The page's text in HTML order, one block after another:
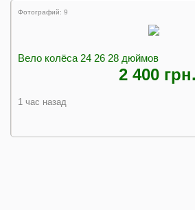
Фотографий: 9
Вело колёса 24 26 28 дюймов
2 400 грн.
1 час назад